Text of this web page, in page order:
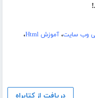
وب سایت،آموزش Html
،
دریافت از کتابراه